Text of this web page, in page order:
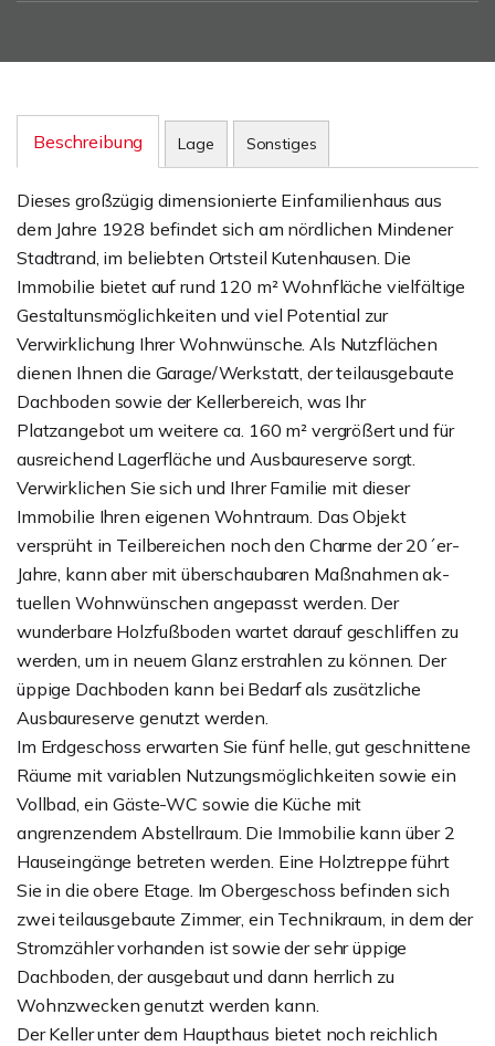
Beschreibung Lage Sonstiges
Dieses großzügig dimensionierte Einfamilienhaus aus
dem Jahre 1928 befindet sich am nördlichen Mindener
Stadtrand, im beliebten Ortsteil Kutenhausen. Die
Immobilie bietet auf rund 120 m² Wohnfläche vielfältige
Gestaltunsmöglichkeiten und viel Potential zur
Verwirklichung Ihrer Wohnwünsche. Als Nutzflächen
dienen Ihnen die Garage/Werkstatt, der teilausgebaute
Dachboden sowie der Kellerbereich, was Ihr
Platzangebot um weitere ca. 160 m² vergrößert und für
ausreichend Lagerfläche und Ausbaureserve sorgt.
Verwirklichen Sie sich und Ihrer Familie mit dieser
Immobilie Ihren eigenen Wohntraum. Das Objekt
versprüht in Teilbereichen noch den Charme der 20´er-
Jahre, kann aber mit überschaubaren Maßnahmen ak-
tuellen Wohnwünschen angepasst werden. Der
wunderbare Holzfußboden wartet darauf geschliffen zu
werden, um in neuem Glanz erstrahlen zu können. Der
üppige Dachboden kann bei Bedarf als zusätzliche
Ausbaureserve genutzt werden.
Im Erdgeschoss erwarten Sie fünf helle, gut geschnittene
Räume mit variablen Nutzungsmöglichkeiten sowie ein
Vollbad, ein Gäste-WC sowie die Küche mit
angrenzendem Abstellraum. Die Immobilie kann über 2
Hauseingänge betreten werden. Eine Holztreppe führt
Sie in die obere Etage. Im Obergeschoss befinden sich
zwei teilausgebaute Zimmer, ein Technikraum, in dem der
Stromzähler vorhanden ist sowie der sehr üppige
Dachboden, der ausgebaut und dann herrlich zu
Wohnzwecken genutzt werden kann.
Der Keller unter dem Haupthaus bietet noch reichlich